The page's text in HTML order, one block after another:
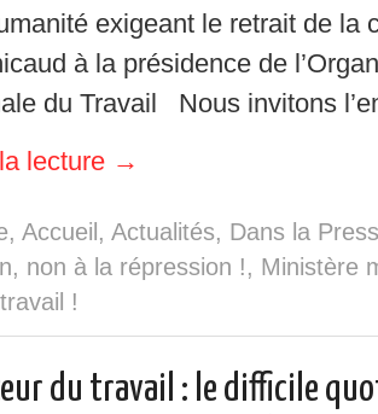
exigeant le retrait de la
à la présidence de
du Travail Nous invitons
lecture →
,Accueil ,Actualités, Dans la
non à la répression !, Ministère
!
du travail : le difficile